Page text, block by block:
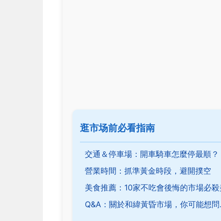
逛市场前必看指南
交通＆停車場：開車騎車怎麼停最順？
營業時間：抓準黃金時段，避開撲空
美食推薦：10家不吃會後悔的市場必殺
Q&A：關於和緯黃昏市場，你可能想問